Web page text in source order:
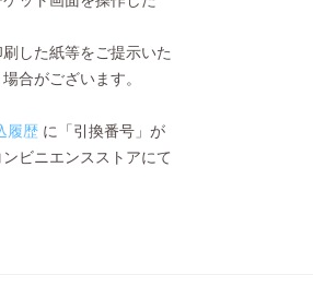
した紙等をご提示いた
合がございます。
履歴 に「引換番号」が
ビニエンスストアにて